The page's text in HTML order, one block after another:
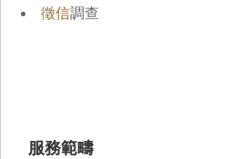
徵信調查
服務範疇